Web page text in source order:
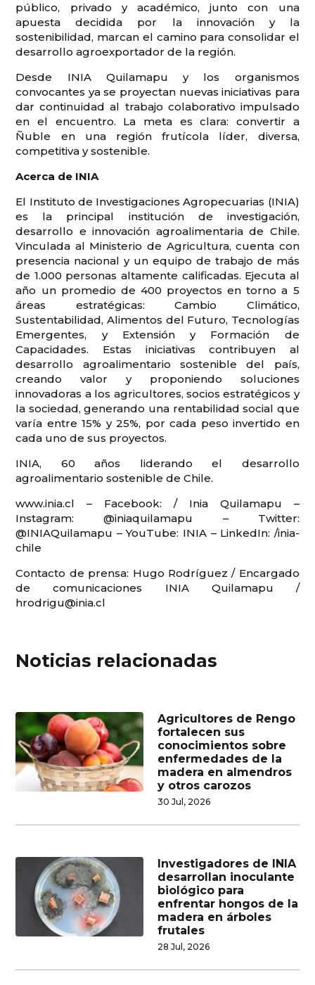
público, privado y académico, junto con una
apuesta decidida por la innovación y la
sostenibilidad, marcan el camino para consolidar el
desarrollo agroexportador de la región.
Desde INIA Quilamapu y los organismos
convocantes ya se proyectan nuevas iniciativas para
dar continuidad al trabajo colaborativo impulsado
en el encuentro. La meta es clara: convertir a
Ñuble en una región frutícola líder, diversa,
competitiva y sostenible.
Acerca de INIA
El Instituto de Investigaciones Agropecuarias (INIA)
es la principal institución de investigación,
desarrollo e innovación agroalimentaria de Chile.
Vinculada al Ministerio de Agricultura, cuenta con
presencia nacional y un equipo de trabajo de más
de 1.000 personas altamente calificadas. Ejecuta al
año un promedio de 400 proyectos en torno a 5
áreas estratégicas: Cambio Climático,
Sustentabilidad, Alimentos del Futuro, Tecnologías
Emergentes, y Extensión y Formación de
Capacidades. Estas iniciativas contribuyen al
desarrollo agroalimentario sostenible del país,
creando valor y proponiendo soluciones
innovadoras a los agricultores, socios estratégicos y
la sociedad, generando una rentabilidad social que
varía entre 15% y 25%, por cada peso invertido en
cada uno de sus proyectos.
INIA, 60 años liderando el desarrollo
agroalimentario sostenible de Chile.
www.inia.cl – Facebook: / Inia Quilamapu –
Instagram: @iniaquilamapu – Twitter:
@INIAQuilamapu – YouTube: INIA – LinkedIn: /inia-
chile
Contacto de prensa: Hugo Rodríguez / Encargado
de comunicaciones INIA Quilamapu /
hrodrigu@inia.cl
Noticias relacionadas
Agricultores de Rengo
fortalecen sus
conocimientos sobre
enfermedades de la
madera en almendros
y otros carozos
30 Jul, 2026
Investigadores de INIA
desarrollan inoculante
biológico para
enfrentar hongos de la
madera en árboles
frutales
28 Jul, 2026